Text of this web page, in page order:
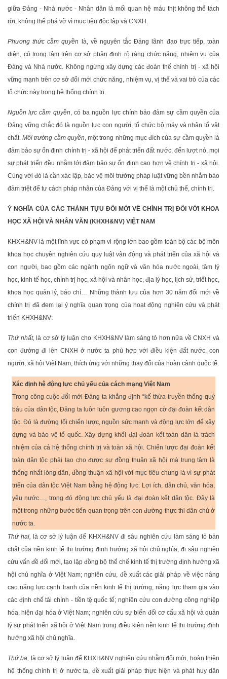
giữa Đảng - Nhà nước - Nhân dân là mối quan hệ máu thịt không thể tách
rời, không thể phá vỡ vì mục tiêu độc lập và CNXH.
Phương thức cầm quyền
là, về nguyên tắc Đảng lãnh đạo trực tiếp, toàn
diện, có trọng tâm trên cơ sở phân định rõ ràng chức năng, nhiệm vụ của
Đảng và Nhà nước. Không ngừng xây dựng các đoàn thể chính trị - xã hội
vững mạnh trên cơ sở đổi mới chức năng, nhiệm vụ, vị thế và vai trò của các
tổ chức này trong hệ thống chính trị.
Nguồn lực cầm quyền, có ba nguồn lực chính bảo đảm sự cầm quyền của
Đảng vững chắc đó là nguồn lực con người, tổ chức bộ máy và nhân tố vật
chất.Môi trường cầm quyền, một trong những mục đích của sự cầm quyền là
đảm bảo sự ổn định chính trị - xã hội để phát triển đất nước, đến lượt nó, mọi
sự phát triển đều nhằm tới đảm bảo sự ổn định cao hơn về chính trị - xã hội.
Cùng với đó là cần xác lập, bảo vệ môi trường pháp luật vững bền nhằm bảo
đảm triệt để tư cách pháp nhân của Đảng với vị thế là một chủ thể, chính trị.
Ý NGHĨA CỦA CÁC THÀNH TỰU ĐỔI MỚI VỀ CHÍNH TRỊ ĐỐI VỚI KHOA
HỌC XÃ HỘI VÀ NHÂN VĂN (KHXH&NV) VIỆT NAM
KHXH&NV là một lĩnh vực có phạm vi rộng lớn bao gồm toàn bộ các bộ môn
khoa học chuyên nghiên cứu quy luật vận động và phát triển của xã hội và
con người, bao gồm các ngành ngôn ngữ và văn hóa nước ngoài, tâm lý
học, kinh tế học, chính trị học, xã hội và nhân học, địa lý học, lịch sử, triết học,
khoa học quản lý, báo chí… Những thành tựu của hơn 30 năm đổi mới về
chính trị đã đem lại ý nghĩa quan trọng của hoạt động nghiên cứu và phát
triển KHXH&NV:
Thứ nhất, là cơ sở lý luận cho KHXH&NV làm sáng tỏ hơn nữa về CNXH và
con đường đi lên CNXH ở nước ta phù hợp với điều kiện đất nước, con
người, xã hội Việt Nam, thích ứng với những thay đổi của hoàn cảnh quốc tế.
Xác định hệ động lực chủ yếu của cách mạng Việt Nam
Trong công cuộc đổi mới Đảng ta khẳng định “kế thừa truyền thống quý
báu của dân tộc, Đảng ta luôn luôn gương cao ngọn cờ đại đoàn kết dân
tộc. Đó là đường lối chiến lược, nguồn sức mạnh và động lực lớn để xây
dựng và bảo vệ tổ quốc. Xây dựng khối đại đoàn kết toàn dân là trách
nhiệm của cả hệ thống chính trị và toàn xã hội. Chiến lược đại đoàn kết
toàn dân tộc phải tạo cho được sự đồng thuận xã hội mà trung tâm là
thống nhất lòng dân, đồng thuận xã hội với mục tiêu chung là vì sự phát
triển của dân tộc Việt Nam bằng hệ động lực: Lợi ích, dân chủ, văn hóa,
yêu nước…, trong đó động lực chủ yếu là đại đoàn kết dân tộc. Đây là
một trong những bước tiến quan trọng trên con đường thực thi dân chủ ở
nước ta.
Thứ hai, là cơ sở lý luận để KHXH&NV đi sâu nghiên cứu làm sáng tỏ bản
chất của nền kinh tế thị trường định hướng xã hội chủ nghĩa; đi sâu nghiên
cứu vấn đề đổi mới, tạo lập đồng bộ thể chế kinh tế thị trường định hướng xã
hội chủ nghĩa ở Việt Nam; nghiên cứu, đề xuất các giải pháp về việc nâng
cao năng lực cạnh tranh của nền kinh tế thị trường, năng lực tham gia vào
các định chế tài chính - tiền tệ quốc tế; nghiên cứu con đường công nghiệp
hóa, hiện đại hóa ở Việt Nam; nghiên cứu sự biến đổi cơ cấu xã hội và quản
lý sự phát triển xã hội ở Việt Nam trong điều kiện nền kinh tế thị trường định
hướng xã hội chủ nghĩa.
Thứ ba, là cơ sở lý luận để KHXH&NV nghiên cứu nhằm đổi mới, hoàn thiện
hệ thống chính trị ở nước ta, đề xuất giải pháp thực hiện và phát huy dân